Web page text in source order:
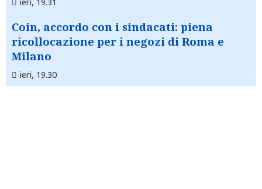
Coin, accordo con i sindacati: piena
ricollocazione per i negozi di Roma e
Milano
ieri, 19.30